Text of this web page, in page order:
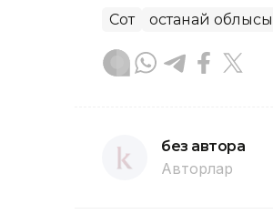
Сот Қостанай облысы
без автора
Авторлар